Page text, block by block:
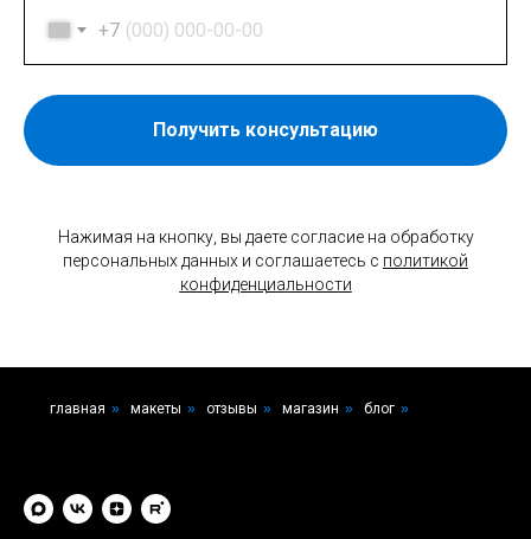
+7
Получить консультацию
Нажимая на кнопку, вы даете согласие на обработку
персональных данных и соглашаетесь c политикой
конфиденциальности
главная » макеты » отзывы » магазин » блог »